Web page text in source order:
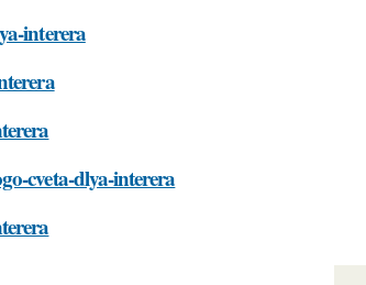
interera
cveta-dlya-interera